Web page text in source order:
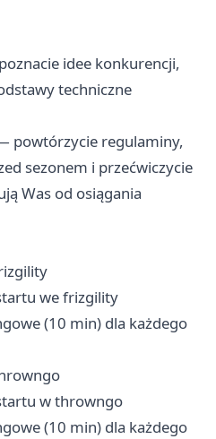
idee konkurencji,
techniczne
powtórzycie regulaminy,
sezonem i przećwiczycie
Was od osiągania
we frizgility
(10 min) dla każdego
w throwngo
(10 min) dla każdego